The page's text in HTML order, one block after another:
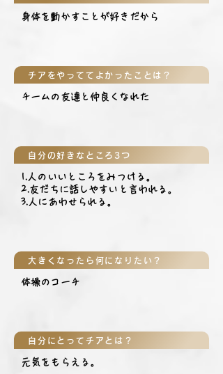
身体を動かすことが好きだから
チアをやっててよかったことは？
チームの友達と仲良くなれた
自分の好きなところ3つ
1.人のいいところをみつける。
2.友だちに話しやすいと言われる。
3.人にあわせられる。
大きくなったら何になりたい？
体操のコーチ
自分にとってチアとは？
元気をもらえる。